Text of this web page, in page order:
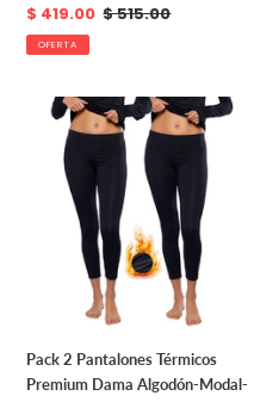
Precio
de
venta
$ 419.00 Precio
$ 515.00
OFERTA
Pack
Pantalones
Térmicos
Premium
Algodón-
Elastano,
Polar,
Protección
Pack 2 Pantalones Térmicos
Premium Dama Algodón-Modal-